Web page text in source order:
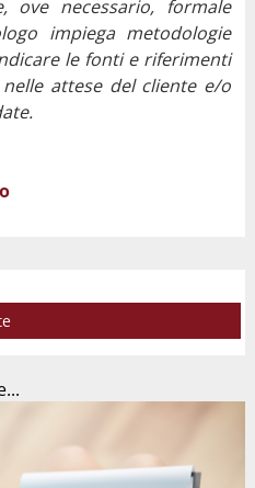
ove necessario, formale
impiega metodologie
le fonti e riferimenti
attese del cliente e/o